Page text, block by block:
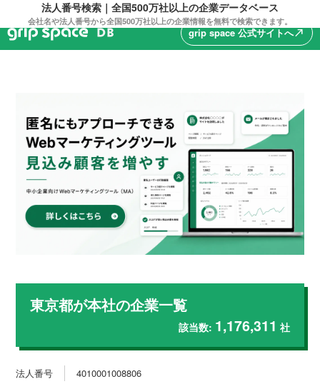
法人番号検索｜全国500万社以上の企業データベース
会社名や法人番号から全国500万社以上の企業情報を無料で検索できます。
grip space 公式サイトへnorth_east
東京都が本社の企業一覧
該当数: 1,176,311 社
法人番号 4010001008806